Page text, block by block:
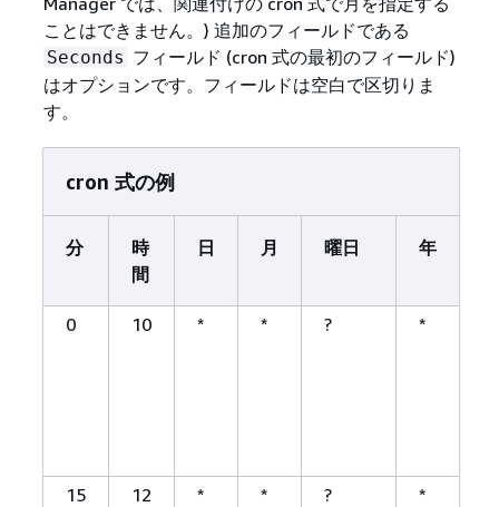
ことはできません。) 追加のフィールドである
Seconds フィールド (cron 式の最初のフィールド)
はオプションです。フィールドは空白で区切りま
す。
cron 式の例
分
時
間
日 月 曜日 年
0 10 * * ? *
15
12 * * ? *